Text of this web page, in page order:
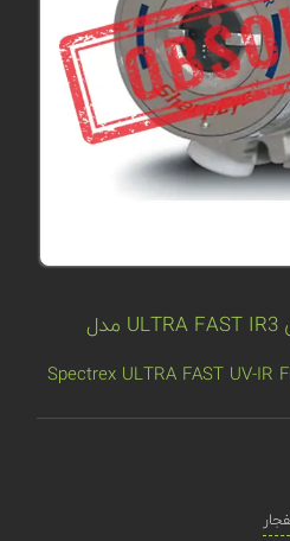
دتکتور شعله اسپکترکس ULTRA FAST IR3 مدل
Spectrex ULTRA FAST UV-IR